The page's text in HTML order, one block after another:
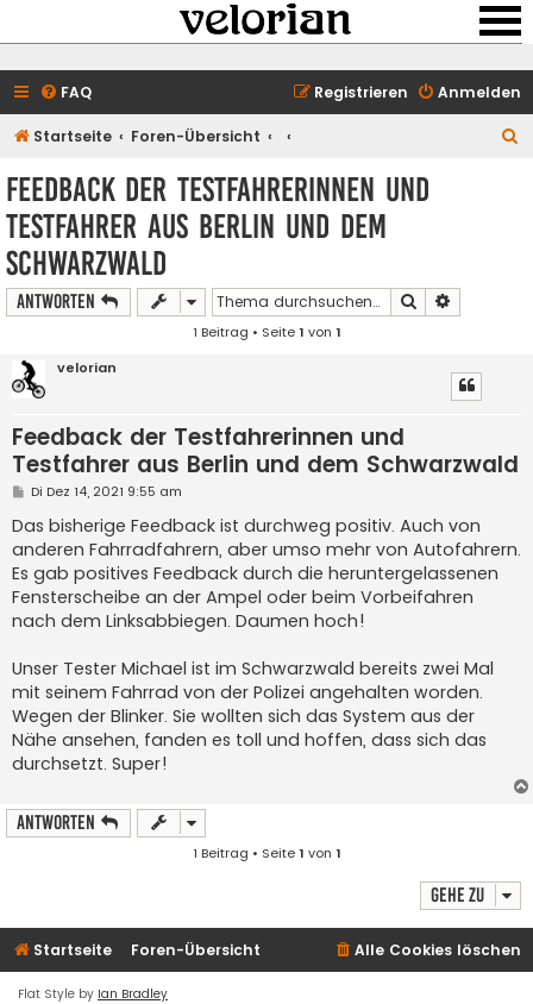
FAQ Anmelden
Registrieren
Startseite Foren-Übersicht
Feedback der Testfahrerinnen und
Testfahrer aus Berlin und dem
Schwarzwald
Antworten Suche
1 Beitrag • Seite1 von 1
velorian
Feedback der Testfahrerinnen und
Testfahrer aus Berlin und dem Schwarzwald
B
i
t
r
a
g
Di Dez 14, 2021 9:55 am
Das bisherige Feedback ist durchweg positiv. Auch von
anderen Fahrradfahrern, aber umso mehr von Autofahrern.
Es gab positives Feedback durch die heruntergelassenen
Fensterscheibe an der Ampel oder beim Vorbeifahren
nach dem Linksabbiegen. Daumen hoch!
Unser Tester Michael ist im Schwarzwald bereits zwei Mal
mit seinem Fahrrad von der Polizei angehalten worden.
Wegen der Blinker. Sie wollten sich das System aus der
Nähe ansehen, fanden es toll und hoffen, dass sich das
durchsetzt. Super!
Antworten
1 Beitrag • Seite1 von 1
Gehe zu
Startseite Foren-Übersicht Alle Cookies löschen
Flat Style by Ian Bradley